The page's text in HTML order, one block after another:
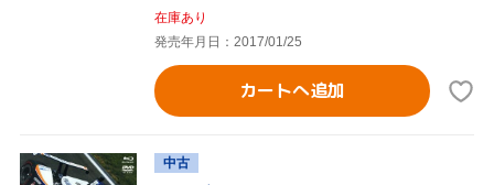
在庫あり
発売年月日：2017/01/25
カートへ追加
中古